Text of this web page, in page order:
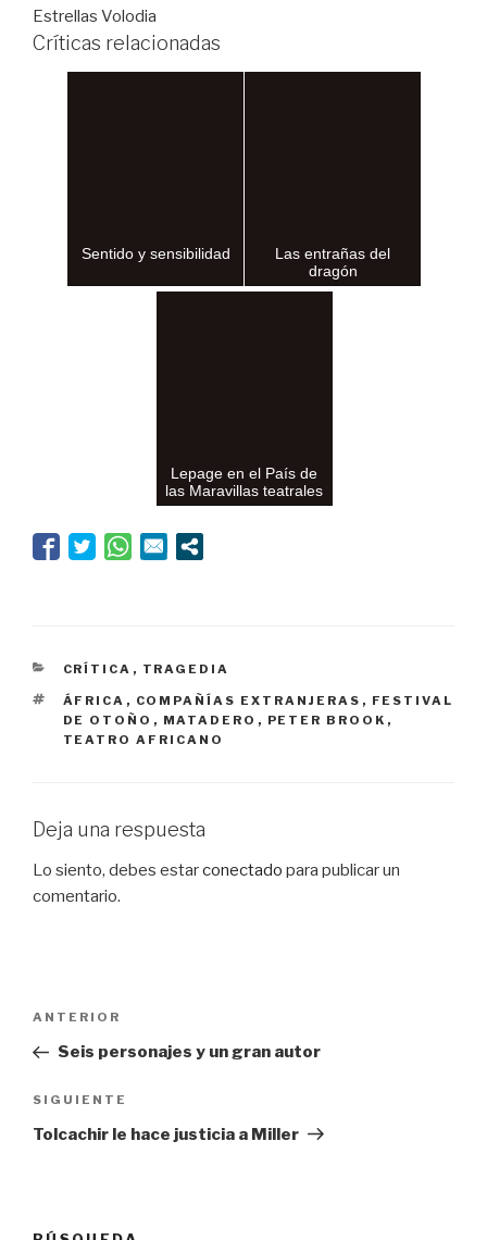
Estrellas Volodia
Críticas relacionadas
Sentido y sensibilidad
Las entrañas del
dragón
Lepage en el País de
las Maravillas teatrales
CATEGORÍAS
CRÍTICA , TRAGEDIA
ETIQUETAS
ÁFRICA , COMPAÑÍAS EXTRANJERAS , FESTIVAL
DE OTOÑO , MATADERO , PETER BROOK ,
TEATRO AFRICANO
Deja una respuesta
Lo siento, debes estarconectado para publicar un
comentario.
entradas
Entrada
anterior:
ANTERIOR
Seis personajes y un gran autor
Siguiente
entrada
SIGUIENTE
Tolcachir le hace justicia a Miller